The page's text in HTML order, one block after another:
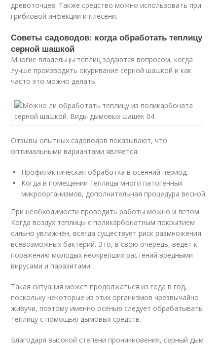
древоточцев. Также средство можно использовать при
грибковой инфекции и плесени.
Советы садоводов: когда обработать теплицу
серной шашкой
Многие владельцы теплиц задаются вопросом, когда
лучше производить окуривание серной шашкой и как
часто это можно делать.
Отзывы опытных садоводов показывают, что
оптимальными вариантами является:
Профилактическая обработка в осенний период;
Когда в помещении теплицы много патогенных
микроорганизмов, дополнительная процедура весной.
При необходимости проводить работы можно и летом.
Когда воздух теплицы с поликарбонатным покрытием
сильно увлажнён, всегда существует риск размножения
всевозможных бактерий. Это, в свою очередь, ведёт к
поражению молодых неокрепших растений вредными
вирусами и паразитами.
Такая ситуация может продолжаться из года в год,
поскольку некоторые из этих организмов чрезвычайно
живучи, поэтому именно осенью следует обрабатывать
теплицу с помощью дымовых средств.
Благодаря высокой степени проникновения, серный дым